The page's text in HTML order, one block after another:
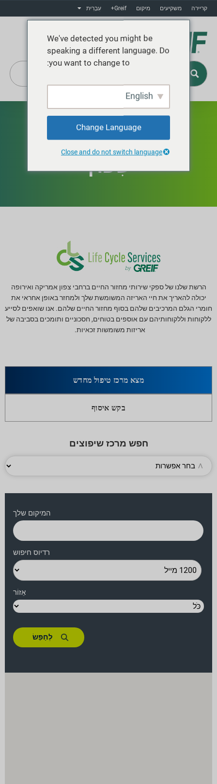
קריירה משקיעים מיקום Greif+ עִבְרִית
שִׁפּוּץ
הרשת שלנו של ספקי שירותי מחזור החיים ברחבי צפון אמריקה ואירופה
יכולה להאריך את חיי האריזה המשומשת שלך ולמחזר באופן אחראי את
חומרי הגלם המרכיבים שלהם בסוף מחזור החיים שלהם. אנו שואפים לסייע
ללקוחות וללקוחותיהם עם אוספים בטוחים, חסכוניים ותומכים בסביבה של
אריזות משומשות זכאיות.
מצא מרכז טיפול מחדש
בקש איסוף
חפש מרכז שיפוצים
המיקום שלך
רדיוס חיפוש
אֵזוֹר
We've detected you might be
speaking a different language. Do
you want to change to:
English
Change Language
Close and do not switch language